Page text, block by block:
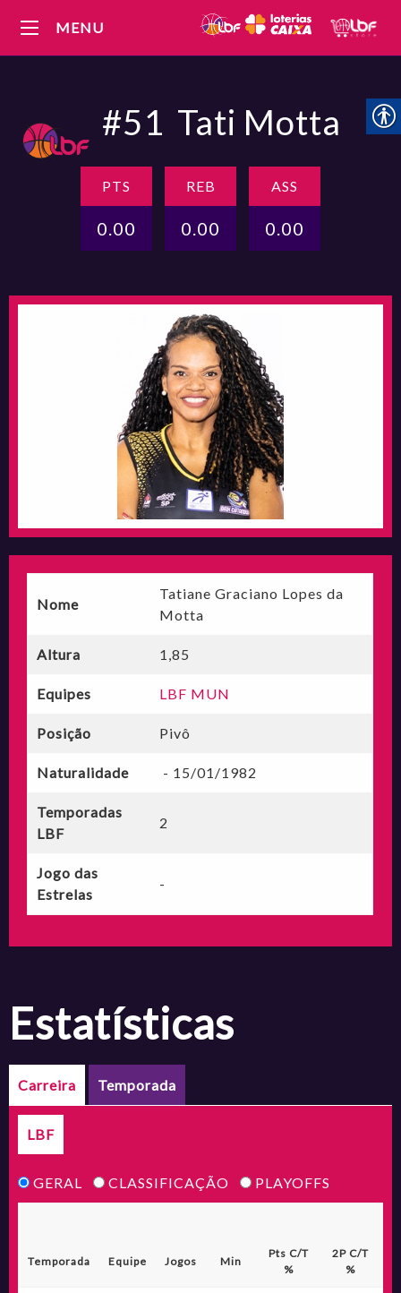
MENU
#51 Tati Motta
PTS
0.00
REB
0.00
ASS
0.00
Nome
Tatiane Graciano Lopes da
Motta
Altura 1,85
Equipes LBF MUN
Posição Pivô
Naturalidade - 15/01/1982
Temporadas
LBF
2
Jogo das
Estrelas
-
estatísticas
Carreira Temporada
LBF
GERAL CLASSIFICAÇÃO PLAYOFFS
Temporada Equipe Jogos Min
Pts C/T
%
2P C/T
%